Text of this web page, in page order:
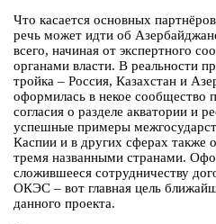
Что касается основных
речь может идти об
всего, начиная от экспертного
органами власти. В реальности
тройка – Россия, Казахстан и
оформилась в некое сообщество
согласия о разделе акватории и
успешные примеры
Каспии и в других сферах также
тремя названными странами.
сложившееся сотрудничеству
ОКЭС – вот главная цель
данного проекта.